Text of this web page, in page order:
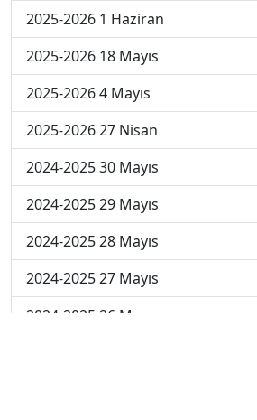
2025-2026 1 Haziran
2025-2026 18 Mayıs
2025-2026 4 Mayıs
2025-2026 27 Nisan
2024-2025 30 Mayıs
2024-2025 29 Mayıs
2024-2025 28 Mayıs
2024-2025 27 Mayıs
2024-2025 26 Mayıs